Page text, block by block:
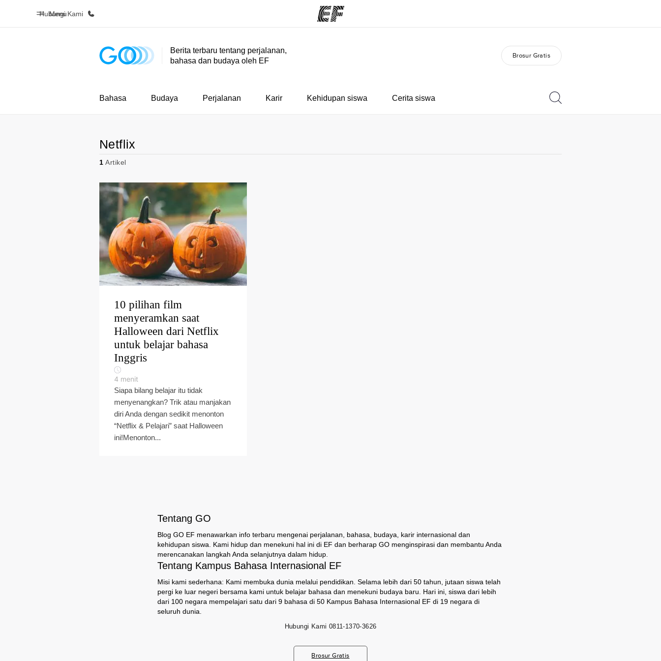
Menu
Hubungi Kami
Beranda Daftar program Karir
Berita terbaru tentang perjalanan,
bahasa dan budaya oleh EF
Brosur Gratis
Bahasa Budaya Perjalanan Karir Kehidupan siswa Cerita siswa
Netflix
1 Artikel
10 pilihan film
menyeramkan saat
Halloween dari Netflix
untuk belajar bahasa
Inggris
4 menit
Siapa bilang belajar itu tidak
menyenangkan? Trik atau manjakan
diri Anda dengan sedikit menonton
“Netflix & Pelajari” saat Halloween
ini!Menonton...
Tentang GO
Blog GO EF menawarkan info terbaru mengenai perjalanan, bahasa, budaya, karir internasional dan
kehidupan siswa. Kami hidup dan menekuni hal ini di EF dan berharap GO menginspirasi dan membantu Anda
merencanakan langkah Anda selanjutnya dalam hidup.
Tentang Kampus Bahasa Internasional EF
Misi kami sederhana: Kami membuka dunia melalui pendidikan. Selama lebih dari 50 tahun, jutaan siswa telah
pergi ke luar negeri bersama kami untuk belajar bahasa dan menekuni budaya baru. Hari ini, siswa dari lebih
dari 100 negara mempelajari satu dari 9 bahasa di 50 Kampus Bahasa Internasional EF di 19 negara di
seluruh dunia.
Hubungi Kami 0811-1370-3626
Brosur Gratis